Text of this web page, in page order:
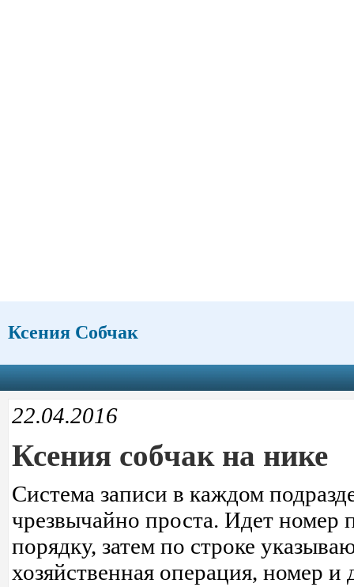
Ксения Собчак
22.04.2016
Ксения собчак на нике
Система записи в каждом
чрезвычайно проста. Идет номер
порядку, затем по строке
хозяйственная операция, номер и